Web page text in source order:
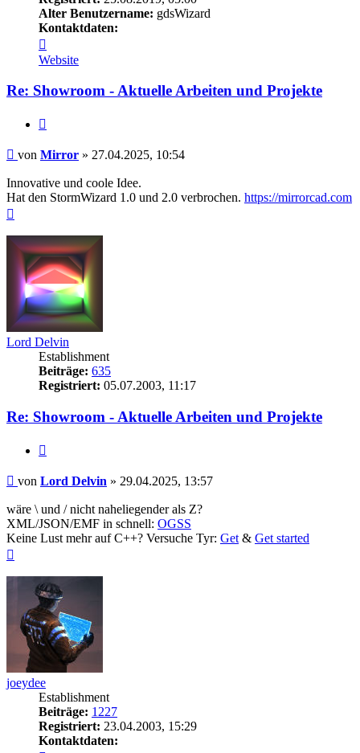
Alter Benutzername: gdsWizard
Kontaktdaten:
von
Mirror
Website
Re: Showroom - Aktuelle Arbeiten und Projekte
Beitrag
von Mirror » 27.04.2025, 10:54
Innovative und coole Idee.
Hat den StormWizard 1.0 und 2.0 verbrochen. https://mirrorcad.com
Lord Delvin
Establishment
Beiträge: 635
Registriert: 05.07.2003, 11:17
Re: Showroom - Aktuelle Arbeiten und Projekte
Beitrag
von Lord Delvin » 29.04.2025, 13:57
wäre \ und / nicht naheliegender als Z?
XML/JSON/EMF in schnell: OGSS
Keine Lust mehr auf C++? Versuche Tyr: Get & Get started
joeydee
Establishment
Beiträge: 1227
Registriert: 23.04.2003, 15:29
Kontaktdaten: